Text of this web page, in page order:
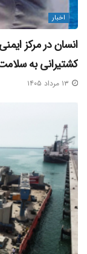
اخبار
انسان در مرکز
کشتیرانی به